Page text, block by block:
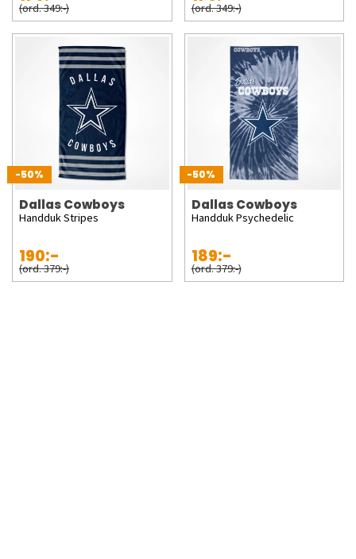
(ord. 349:-) (ord. 349:-)
-50%
Dallas Cowboys
Handduk Stripes
190:-
(ord. 379:-)
-50%
Dallas Cowboys
Handduk Psychedelic
189:-
(ord. 379:-)